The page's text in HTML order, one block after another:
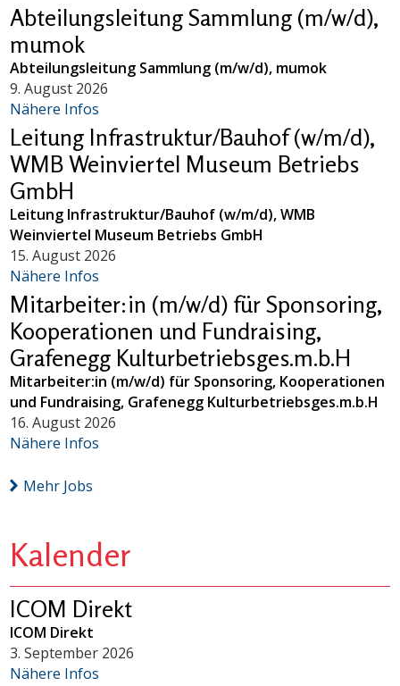
Abteilungsleitung Sammlung (m/w/d),
mumok
Abteilungsleitung Sammlung (m/w/d), mumok
9. August 2026
Nähere Infos
Leitung Infrastruktur/Bauhof (w/m/d),
WMB Weinviertel Museum Betriebs
GmbH
Leitung Infrastruktur/Bauhof (w/m/d), WMB
Weinviertel Museum Betriebs GmbH
15. August 2026
Nähere Infos
Mitarbeiter:in (m/w/d) für Sponsoring,
Kooperationen und Fundraising,
Grafenegg Kulturbetriebsges.m.b.H
Mitarbeiter:in (m/w/d) für Sponsoring, Kooperationen
und Fundraising, Grafenegg Kulturbetriebsges.m.b.H
16. August 2026
Nähere Infos
Mehr Jobs
Kalender
ICOM Direkt
ICOM Direkt
3. September 2026
Nähere Infos